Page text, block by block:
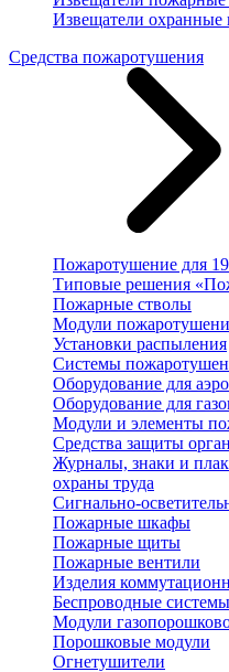
Извещатели
Средства пожаротушения
Пожаротушение для
Типовые решения
Пожарные стволы
Модули
Установки распыления
Системы
Оборудование для
Оборудование для
Модули и элементы
Средства защиты
Журналы, знаки и
охраны труда
Сигнально-
Пожарные шкафы
Пожарные щиты
Пожарные вентили
Изделия
Беспроводные
Модули
Порошковые модули
Огнетушители